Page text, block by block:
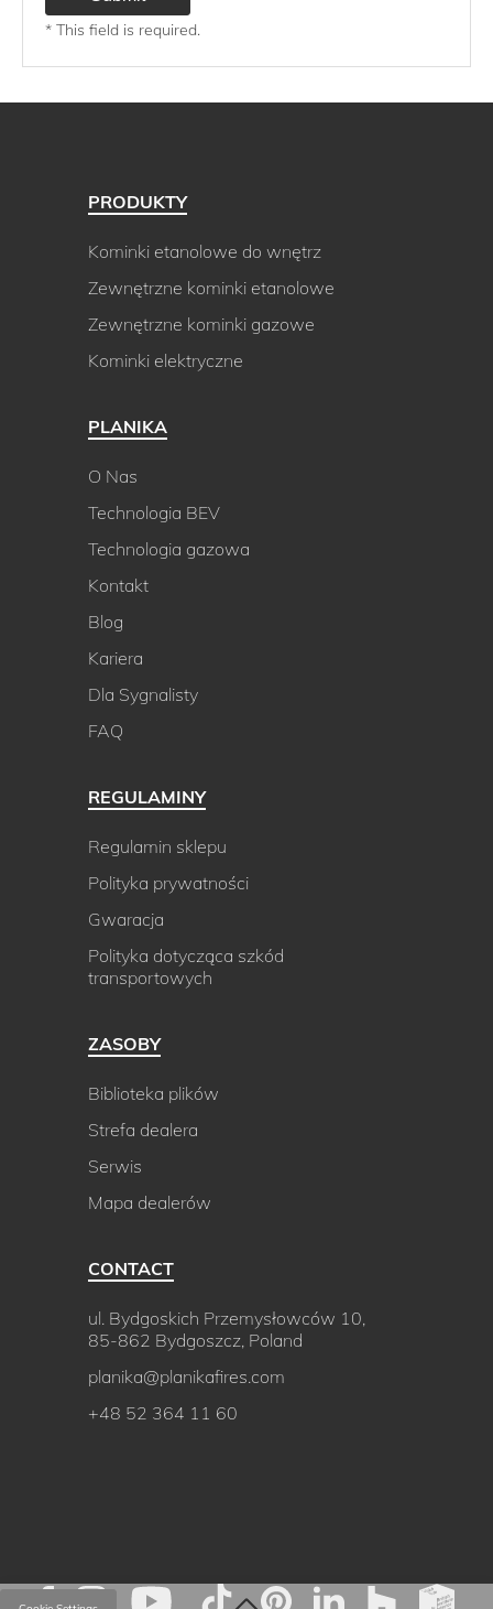
* This field is required.
PRODUKTY
Kominki etanolowe do wnętrz
Zewnętrzne kominki etanolowe
Zewnętrzne kominki gazowe
Kominki elektryczne
PLANIKA
O Nas
Technologia BEV
Technologia gazowa
Kontakt
Blog
Kariera
Dla Sygnalisty
FAQ
REGULAMINY
Regulamin sklepu
Polityka prywatności
Gwaracja
Polityka dotycząca szkód
transportowych
ZASOBY
Biblioteka plików
Strefa dealera
Serwis
Mapa dealerów
CONTACT
ul. Bydgoskich Przemysłowców 10,
85-862 Bydgoszcz, Poland
planika@planikafires.com
+48 52 364 11 60